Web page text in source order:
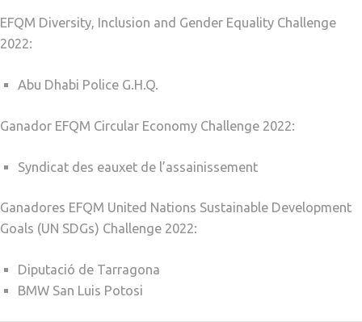
EFQM Diversity, Inclusion and Gender Equality Challenge
2022:
Abu Dhabi Police G.H.Q.
Ganador EFQM Circular Economy Challenge 2022:
Syndicat des eauxet de l’assainissement
Ganadores EFQM United Nations Sustainable Development
Goals (UN SDGs) Challenge 2022:
Diputació de Tarragona
BMW San Luis Potosi